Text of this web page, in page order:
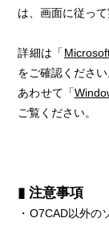
は、画面に従っ
詳細は「
をご確認ください
あわせて「
ご覧ください。
▮ 注意事項
・O7CAD以外